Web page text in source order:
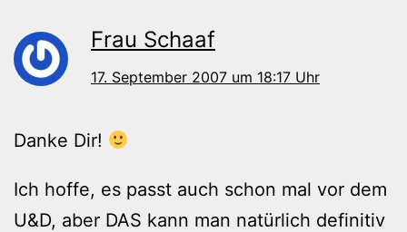
Frau Schaaf
17. September 2007 um 18:17 Uhr
Danke Dir!
Ich hoffe, es passt auch schon mal vor dem
U&D, aber DAS kann man natürlich definitiv